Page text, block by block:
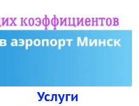
Услуги